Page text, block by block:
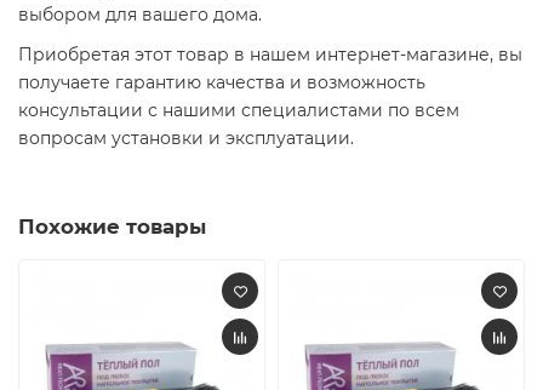
выбором для вашего дома.​
Приобретая этот товар в нашем интернет-магазине, вы
получаете гарантию качества и возможность
консультации с нашими специалистами по всем
вопросам установки и эксплуатации.
Похожие товары